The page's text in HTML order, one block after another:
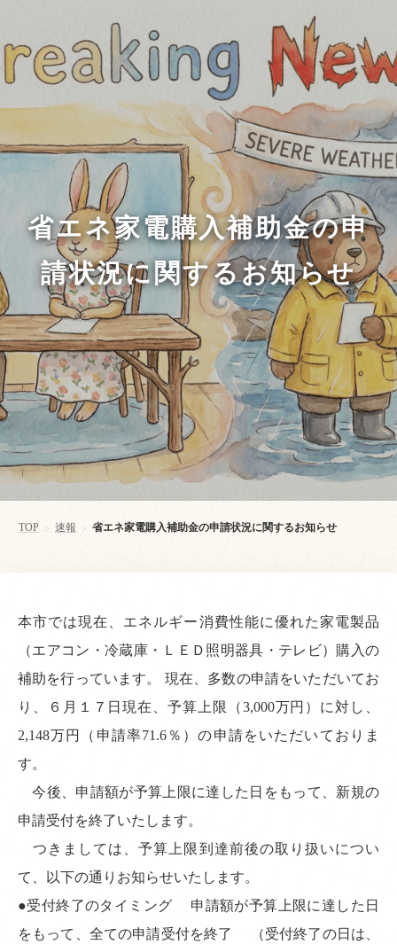
省エネ家電購入補助金の申
請状況に関するお知らせ
TOP > 速報 > 省エネ家電購入補助金の申請状況に関するお知らせ
本市では現在、エネルギー消費性能に優れた家電製品
（エアコン・冷蔵庫・ＬＥＤ照明器具・テレビ）購入の
補助を行っています。 現在、多数の申請をいただいてお
り、６月１７日現在、予算上限（3,000万円）に対し、
2,148万円（申請率71.6％）の申請をいただいておりま
す。
今後、申請額が予算上限に達した日をもって、新規の
申請受付を終了いたします。
つきましては、予算上限到達前後の取り扱いについ
て、以下の通りお知らせいたします。
●受付終了のタイミング 申請額が予算上限に達した日
をもって、全ての申請受付を終了 （受付終了の日は、